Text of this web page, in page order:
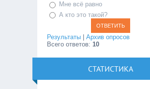
Мне всё равно
А кто это такой?
Результаты |Архив опросов
Всего ответов:10
СТАТИСТИКА